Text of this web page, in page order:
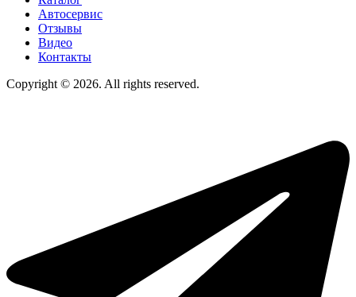
Автосервис
Отзывы
Видео
Контакты
Copyright © 2026. All rights reserved.